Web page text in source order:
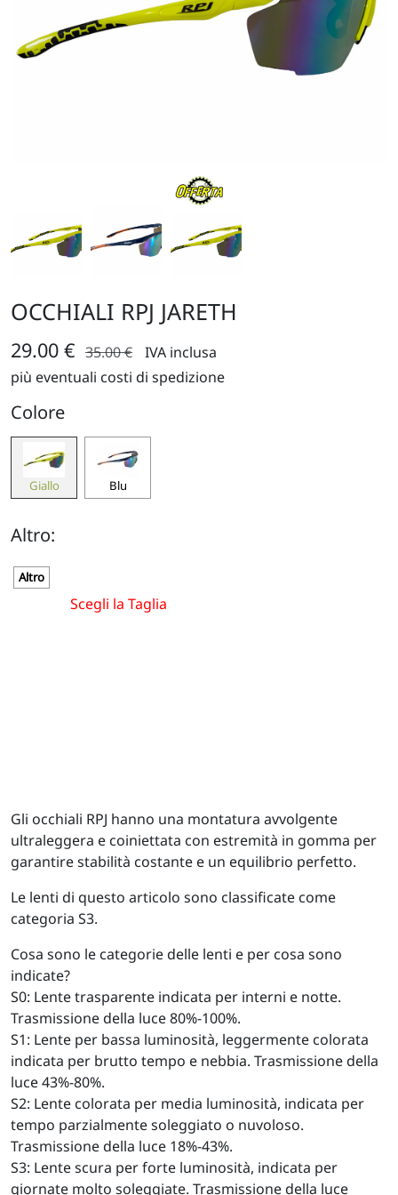
OCCHIALI RPJ JARETH
29.00 € 35.00 €
IVA inclusa
più eventuali costi di spedizione
Colore
Giallo Blu
Altro:
Altro
Scegli la Taglia
Gli occhiali RPJ hanno una montatura avvolgente
ultraleggera e coiniettata con estremità in gomma per
garantire stabilità costante e un equilibrio perfetto.
Le lenti di questo articolo sono classificate come
categoria S3.
Cosa sono le categorie delle lenti e per cosa sono
indicate?
S0: Lente trasparente indicata per interni e notte.
Trasmissione della luce 80%-100%.
S1: Lente per bassa luminosità, leggermente colorata
indicata per brutto tempo e nebbia. Trasmissione della
luce 43%-80%.
S2: Lente colorata per media luminosità, indicata per
tempo parzialmente soleggiato o nuvoloso.
Trasmissione della luce 18%-43%.
S3: Lente scura per forte luminosità, indicata per
giornate molto soleggiate. Trasmissione della luce